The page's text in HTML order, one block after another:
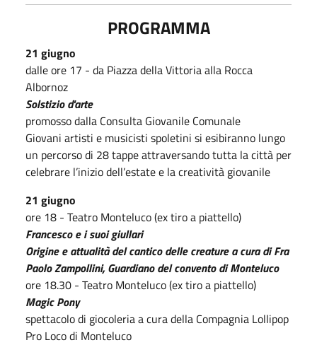
PROGRAMMA
21 giugno
dalle ore 17 - da Piazza della Vittoria alla Rocca
Albornoz
Solstizio d'arte
promosso dalla Consulta Giovanile Comunale
Giovani artisti e musicisti spoletini si esibiranno lungo
un percorso di 28 tappe attraversando tutta la città per
celebrare l’inizio dell’estate e la creatività giovanile
21 giugno
ore 18 - Teatro Monteluco (ex tiro a piattello)
Francesco e i suoi giullari
Origine e attualità del cantico delle creature a cura di Fra
Paolo Zampollini, Guardiano del convento di Monteluco
ore 18.30 - Teatro Monteluco (ex tiro a piattello)
Magic Pony
spettacolo di giocoleria a cura della Compagnia Lollipop
Pro Loco di Monteluco